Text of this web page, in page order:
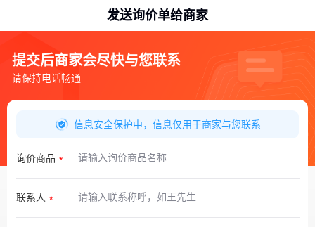
发送询价单给商家
提交后商家会尽快与您联系
请保持电话畅通
信息安全保护中，信息仅用于商家与您联系
询价商品
联系人